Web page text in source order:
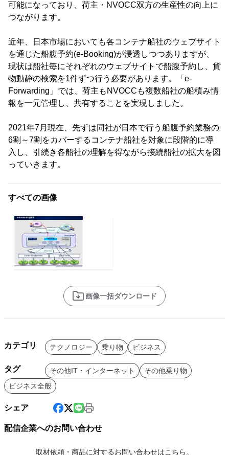
可能になっており、荷主・NVOCC双方の生産性の向上に
つながります。
近年、日本市場においても各コンテナ船社のウェブサイト
を通じた船腹予約(e-Booking)が浸透しつつありますが、
現状は船社毎にそれぞれのウェブサイトで船腹予約し、貨
物動静の検索を1件ずつ行う必要があります。「e-
Forwarding」では、荷主もNVOCCも複数船社の船積み情
報を一元管理し、共有することを実現しました。
2021年7月現在、先ずは同社が日本で行う船腹予約業務の
6割～7割をカバーするコンテナ船社を対象に段階的に導
入し、引続き各船社の理解を得ながら接続船社の拡大を図
っていきます。
すべての画像
画像一括ダウンロード
カテゴリ テクノロジー 乗り物 ビジネス
タグ その他IT・インターネット
その他乗り物
ビジネス全般
シェア
配信企業へのお問い合わせ
取材依頼・商品に対するお問い合わせはこちら。